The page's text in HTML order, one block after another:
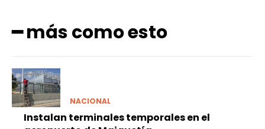
━ más como esto
NACIONAL
Instalan terminales temporales en el